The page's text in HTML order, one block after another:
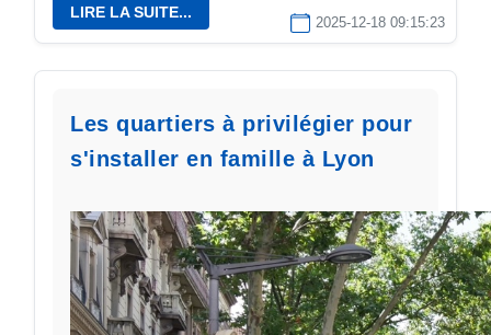
LIRE LA SUITE...
2025-12-18 09:15:23
Les quartiers à privilégier pour
s'installer en famille à Lyon